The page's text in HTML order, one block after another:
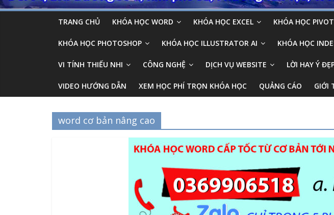
TRANG CHỦ KHÓA HỌC WORD KHÓA HỌC EXCEL KHÓA HỌC
KHÓA HỌC PHOTOSHOP KHÓA HỌC ILLUSTRATOR AI KHÓA HỌC
VI TÍNH THIẾU NHI CÔNG NGHỆ DỊCH VỤ WEBSITE LỜI HAY Ý
VIDEO HƯỚNG DẪN XEM HỌC PHÍ TRỌN KHÓA HỌC QUẢNG CÁO GIỚI
word cơ bản nâng cao